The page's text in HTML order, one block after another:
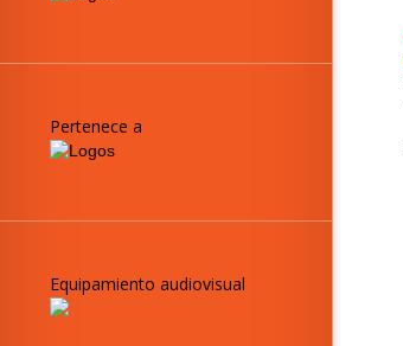
Pertenece a
Equipamiento audiovisual